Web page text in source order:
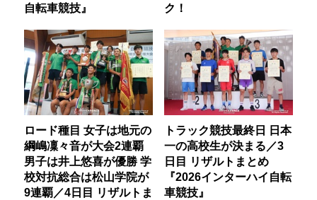
自転車競技』
ク！
ロード種目 女子は地元の
綱嶋凜々音が大会2連覇
男子は井上悠喜が優勝 学
校対抗総合は松山学院が
9連覇／4日目 リザルトま
トラック競技最終日 日本
一の高校生が決まる／3
日目 リザルトまとめ
『2026インターハイ自転
車競技』